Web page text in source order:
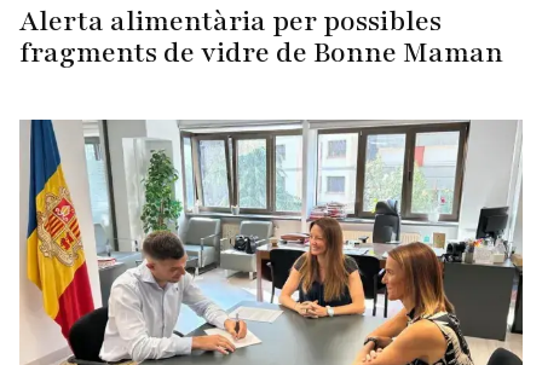
Alerta alimentària per possibles
fragments de vidre de Bonne Maman